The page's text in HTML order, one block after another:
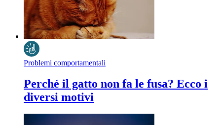
Problemi comportamentali
Perché il gatto non fa le fusa? Ecco i
diversi motivi